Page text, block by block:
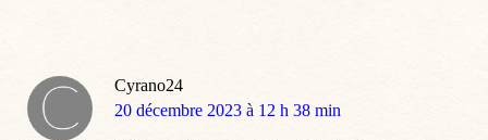
Cyrano24
dit
20 décembre 2023 à 12 h 38 min